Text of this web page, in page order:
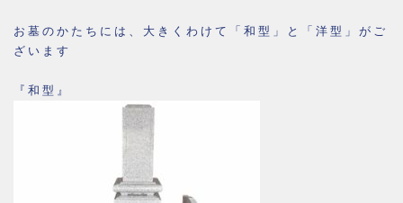
お墓のかたちには、大きくわけて「和型」と「洋型」がご
ざいます
『和型』